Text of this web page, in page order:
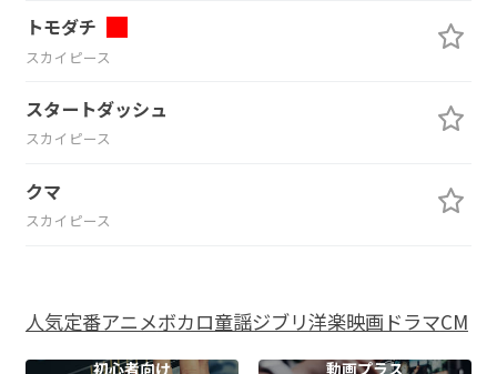
トモダチ
スカイピース
スタートダッシュ
スカイピース
クマ
スカイピース
人気定番アニメボカロ童謡ジブリ洋楽映画ドラマCM
初心者向け
動画プラス